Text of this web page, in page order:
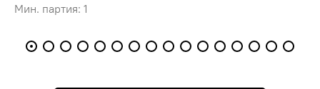
Мин. партия: 1